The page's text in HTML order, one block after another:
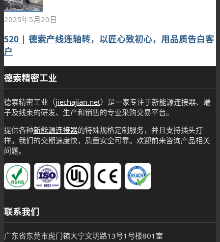
2025年5月20日
520 | 德索产线连轴转，以匠心致初心，用品质告白客
户
德索精密工业
德索精密工业（jiechajian.net）是一家专注于新能源连接器、端
子及线束的研发、生产和销售的专业采购交易平台。
提供各种新能源连接器的特殊规格定制服务，并且支持插头打
样。我们的交期速度快，质量安全可靠。欢迎前来咨询产品相关
问题。
联系我们
广东省东莞市虎门镇大宁文明路13号1号楼801室